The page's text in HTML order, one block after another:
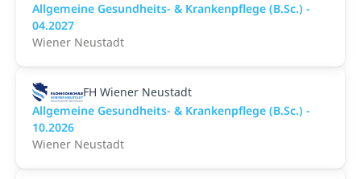
Allgemeine Gesundheits- & Krankenpflege (B.Sc.) -
04.2027
Wiener Neustadt
FH Wiener Neustadt
Allgemeine Gesundheits- & Krankenpflege (B.Sc.) -
10.2026
Wiener Neustadt